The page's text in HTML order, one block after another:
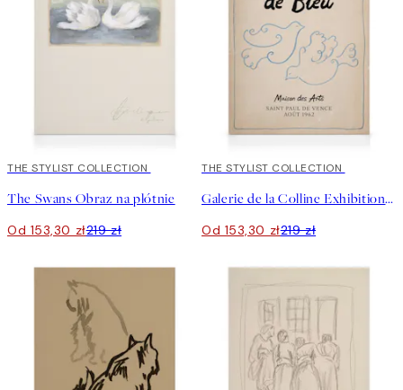
30%*
THE STYLIST COLLECTION
The Swans Obraz na płótnie
Od 153,30 zł219 zł
30%*
THE STYLIST COLLECTION
Galerie de la Colline Exhibition Obraz na płótnie
Od 153,30 zł219 zł